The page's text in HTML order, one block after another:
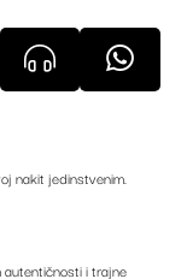
nakit jedinstvenim.
i trajne